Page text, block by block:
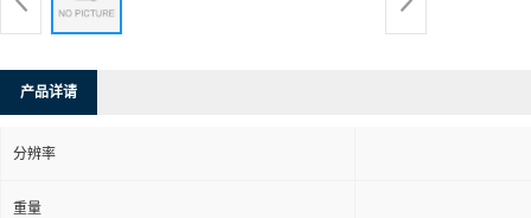
产品详请
分辨率
重量